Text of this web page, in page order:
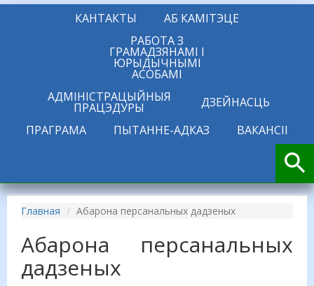
КАНТАКТЫ
АБ КАМІТЭЦЕ
РАБОТА З
ГРАМАДЗЯНАМІ І
ЮРЫДЫЧНЫМІ
АСОБАМІ
АДМІНІСТРАЦЫЙНЫЯ
ПРАЦЭДУРЫ
ДЗЕЙНАСЦЬ
ПРАГРАМА
ПЫТАННЕ-АДКАЗ ВАКАНСІІ
Главная Абарона персанальных дадзеных
Абарона персанальных
дадзеных